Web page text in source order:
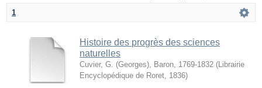
1
Histoire des progrès des sciences
naturelles
Cuvier, G. (Georges), Baron, 1769-1832 ( Librairie
Encyclopédique de Roret 1836)